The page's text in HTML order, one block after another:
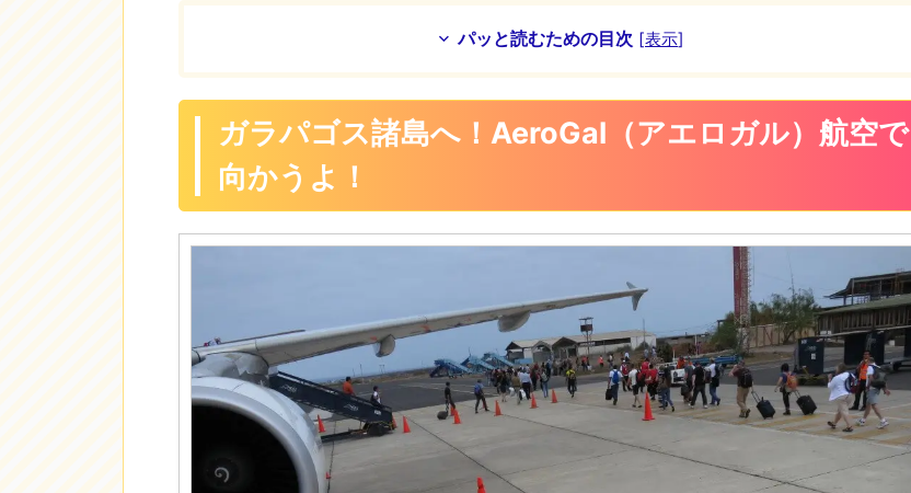
パッと読むための目次 [表示]
ガラパゴス諸島へ！AeroGal（アエロガル）航空で
向かうよ！